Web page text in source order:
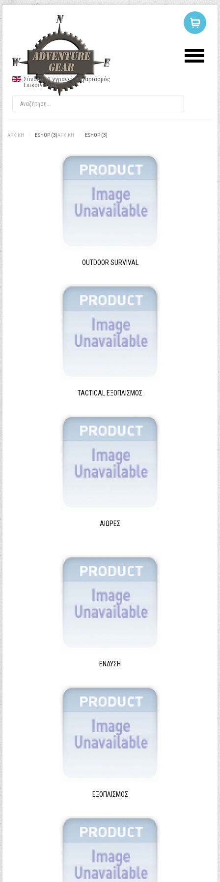
Σύνδεση/Εγγραφή Λογαριασμός
Επικοινωνία
ΑΡΧΙΚΉ ESHOP (3)ΑΡΧΙΚΉ ESHOP (3)
OUTDOOR SURVIVAL
TACTICAL ΕΞΟΠΛΙΣΜΌΣ
ΑΙΩΡΕΣ
ΈΝΔΥΣΗ
ΕΞΟΠΛΙΣΜΌΣ
ΣΥΝΔΕΣΗ
Κωδικός
Να με θυμάσαι